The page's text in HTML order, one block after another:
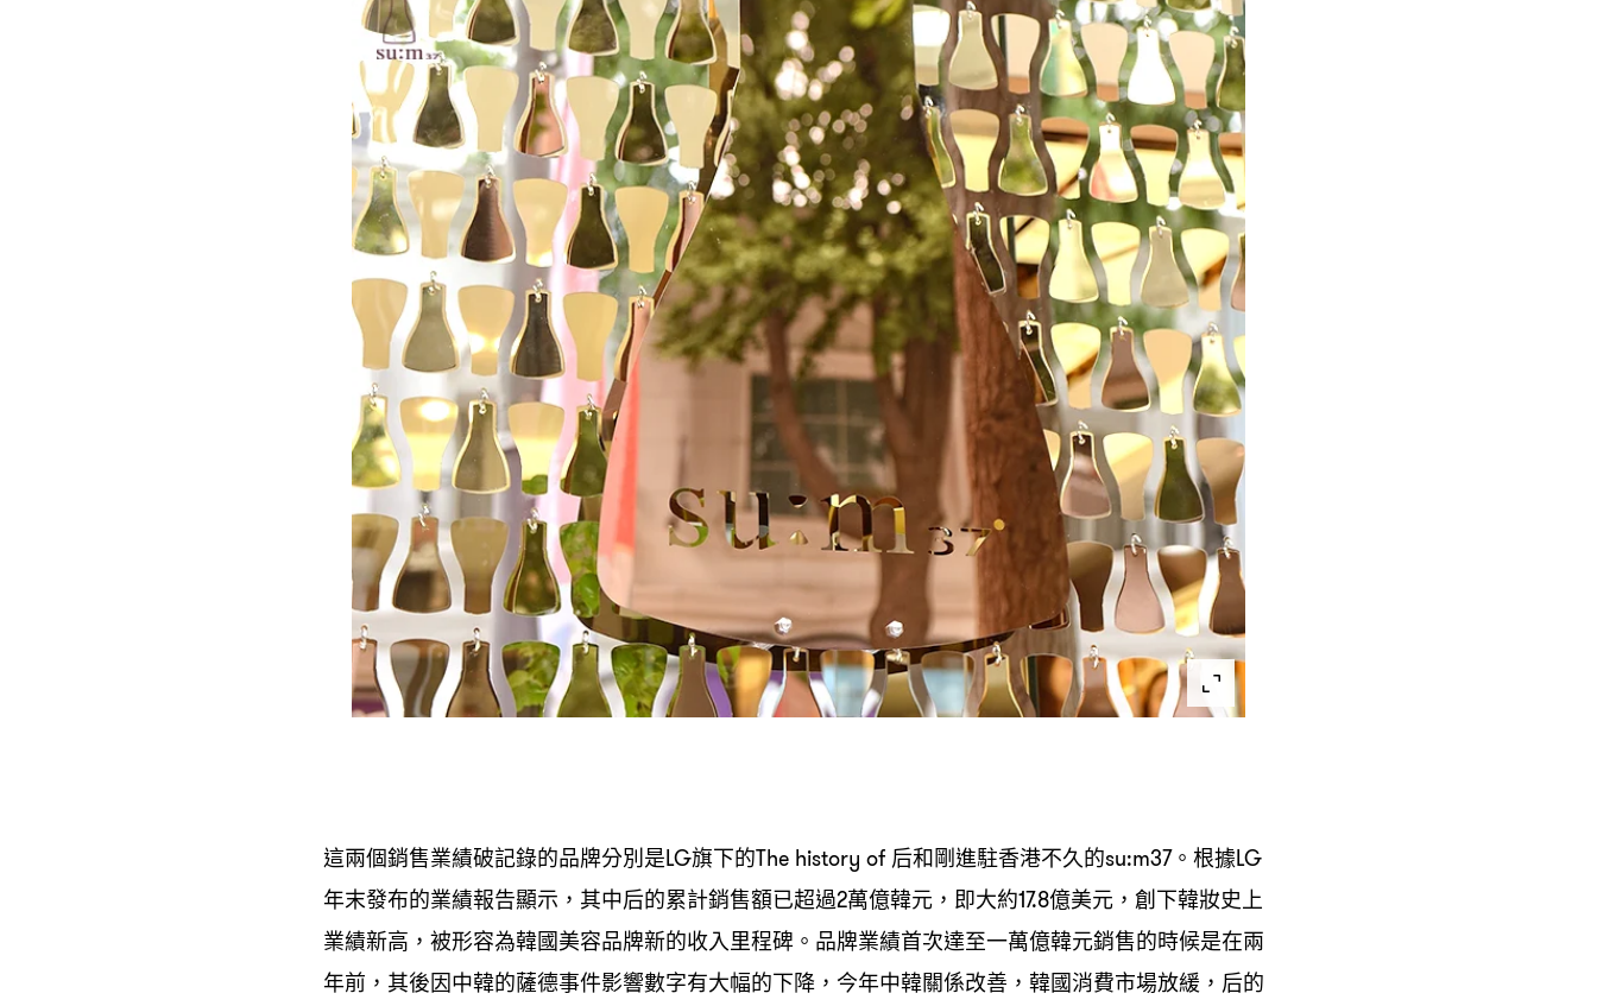
這兩個銷售業績破記錄的品牌分別是LG旗下的The history of 后和剛進駐香港不久的su:m37。根據LG
年末發布的業績報告顯示 ， 其中后的累計銷售額已超過2萬億韓元 ， 即大約17.8億美元 ， 創下韓妝史上
業績新高 ， 被形容為韓國美容品牌新的收入里程碑。品牌業績首次達至一萬億韓元銷售的時候是在兩
年前 ， 其後因中韓的薩德事件影響數字有大幅的下降 ， 今年中韓關係改善 ， 韓國消費市場放緩 ， 后的